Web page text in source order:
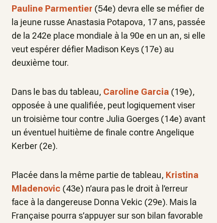
Pauline Parmentier (54e) devra elle se méfier de
la jeune russe Anastasia Potapova, 17 ans, passée
de la 242e place mondiale à la 90e en un an, si elle
veut espérer défier Madison Keys (17e) au
deuxième tour.
Dans le bas du tableau, Caroline Garcia (19e),
opposée à une qualifiée, peut logiquement viser
un troisième tour contre Julia Goerges (14e) avant
un éventuel huitième de finale contre Angelique
Kerber (2e).
Placée dans la même partie de tableau, Kristina
Mladenovic (43e) n’aura pas le droit à l’erreur
face à la dangereuse Donna Vekic (29e). Mais la
Française pourra s’appuyer sur son bilan favorable